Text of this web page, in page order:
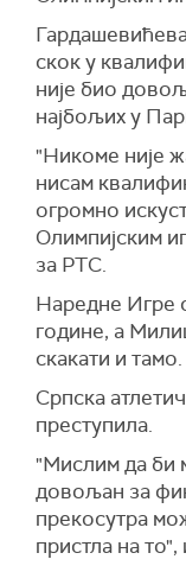
скок у
није био
најбољих у
"Никоме није
нисам
огромно
Олимпијским
за РТС.
Наредне Игре
године, а
скакати и тамо.
Српска
преступила.
"Мислим да би
довољан за
прекосутра
пристла на